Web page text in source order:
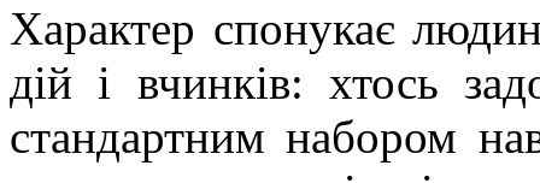
Характер спонукає
дій і вчинків: хтось
стандартним набором